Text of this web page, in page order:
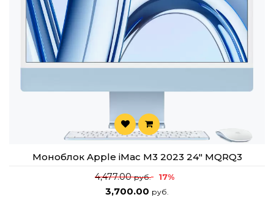
Моноблок Apple iMac M3 2023 24" MQRQ3
4,477.00руб. 17%
3,700.00 руб.